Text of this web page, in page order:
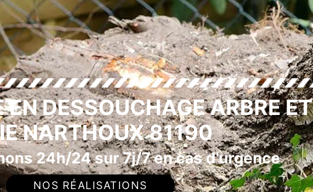
DESSOUCHAGE ARBRE ET
NARTHOUX 81190
24h/24 sur 7j/7 en cas d'urgence
NOS RÉALISATIONS